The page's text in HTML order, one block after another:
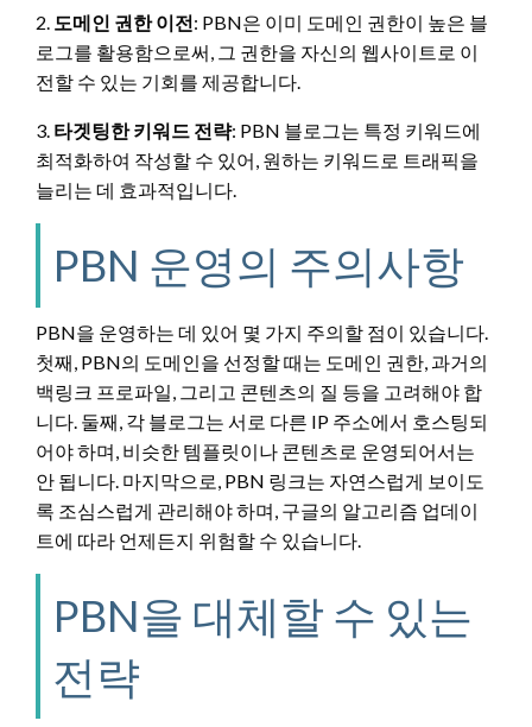
2. 도메인 권한 이전: PBN은 이미 도메인 권한이 높은 블
로그를 활용함으로써, 그 권한을 자신의 웹사이트로 이
전할 수 있는 기회를 제공합니다.
3. 타겟팅한 키워드 전략: PBN 블로그는 특정 키워드에
최적화하여 작성할 수 있어, 원하는 키워드로 트래픽을
늘리는 데 효과적입니다.
PBN 운영의 주의사항
PBN을 운영하는 데 있어 몇 가지 주의할 점이 있습니다.
첫째, PBN의 도메인을 선정할 때는 도메인 권한, 과거의
백링크 프로파일, 그리고 콘텐츠의 질 등을 고려해야 합
니다. 둘째, 각 블로그는 서로 다른 IP 주소에서 호스팅되
어야 하며, 비슷한 템플릿이나 콘텐츠로 운영되어서는
안 됩니다. 마지막으로, PBN 링크는 자연스럽게 보이도
록 조심스럽게 관리해야 하며, 구글의 알고리즘 업데이
트에 따라 언제든지 위험할 수 있습니다.
PBN을 대체할 수 있는
전략